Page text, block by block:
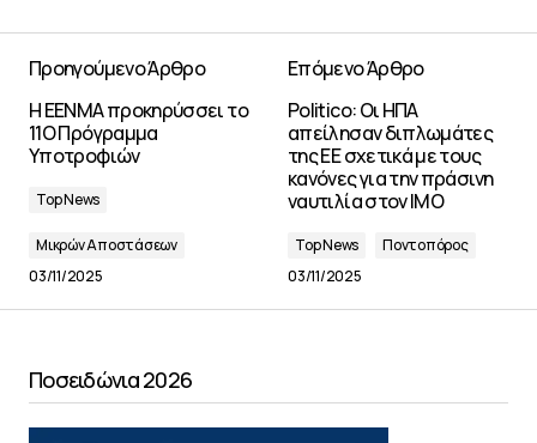
Προηγούμενο Άρθρο
Η ΕΕΝΜΑ προκηρύσσει το
11Ο Πρόγραμμα
Υποτροφιών
Top News
Μικρών Αποστάσεων
03/11/2025
Επόμενο Άρθρο
Politico: Οι ΗΠΑ
απείλησαν διπλωμάτες
της ΕΕ σχετικά με τους
κανόνες για την πράσινη
ναυτιλία στον ΙΜΟ
Top News
Ποντοπόρος
03/11/2025
Ποσειδώνια 2026